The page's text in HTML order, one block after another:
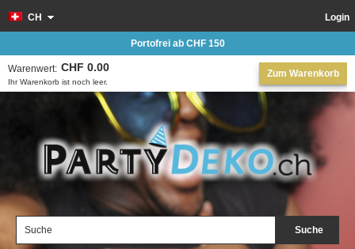
Suche
Login
CH
Zum Warenkorb
Ihr Warenkorb ist noch leer.
Warenwert: CHF 0.00
Portofrei ab CHF 150